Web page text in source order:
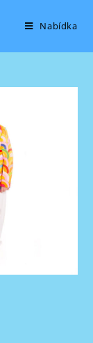
Nabídka